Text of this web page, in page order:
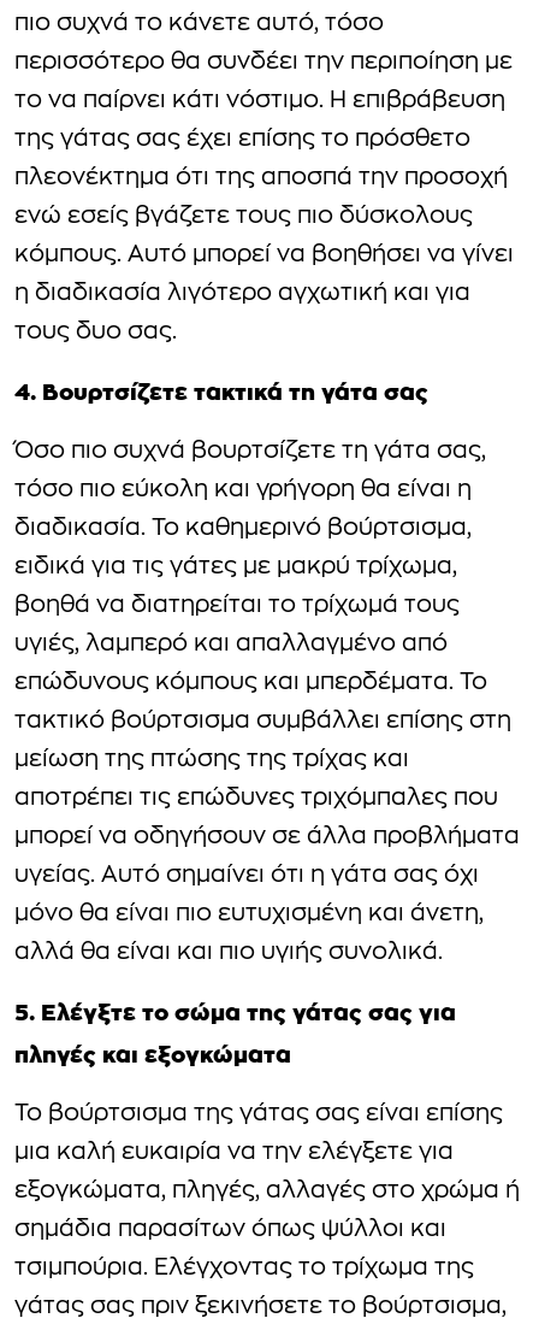
πιο συχνά το κάνετε αυτό, τόσο
περισσότερο θα συνδέει την περιποίηση με
το να παίρνει κάτι νόστιμο. Η επιβράβευση
της γάτας σας έχει επίσης το πρόσθετο
πλεονέκτημα ότι της αποσπά την προσοχή
ενώ εσείς βγάζετε τους πιο δύσκολους
κόμπους. Αυτό μπορεί να βοηθήσει να γίνει
η διαδικασία λιγότερο αγχωτική και για
τους δυο σας.
4. Βουρτσίζετε τακτικά τη γάτα σας
Όσο πιο συχνά βουρτσίζετε τη γάτα σας,
τόσο πιο εύκολη και γρήγορη θα είναι η
διαδικασία. Το καθημερινό βούρτσισμα,
ειδικά για τις γάτες με μακρύ τρίχωμα,
βοηθά να διατηρείται το τρίχωμά τους
υγιές, λαμπερό και απαλλαγμένο από
επώδυνους κόμπους και μπερδέματα. Το
τακτικό βούρτσισμα συμβάλλει επίσης στη
μείωση της πτώσης της τρίχας και
αποτρέπει τις επώδυνες τριχόμπαλες που
μπορεί να οδηγήσουν σε άλλα προβλήματα
υγείας. Αυτό σημαίνει ότι η γάτα σας όχι
μόνο θα είναι πιο ευτυχισμένη και άνετη,
αλλά θα είναι και πιο υγιής συνολικά.
5. Ελέγξτε το σώμα της γάτας σας για
πληγές και εξογκώματα
Το βούρτσισμα της γάτας σας είναι επίσης
μια καλή ευκαιρία να την ελέγξετε για
εξογκώματα, πληγές, αλλαγές στο χρώμα ή
σημάδια παρασίτων όπως ψύλλοι και
τσιμπούρια. Ελέγχοντας το τρίχωμα της
γάτας σας πριν ξεκινήσετε το βούρτσισμα,